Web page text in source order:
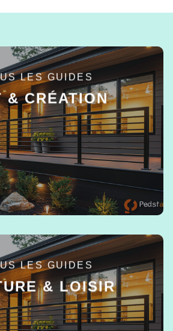
LES GUIDES
& CRÉATION
EN SAVOIR +
LES GUIDES
& LOISIR
EN SAVOIR +